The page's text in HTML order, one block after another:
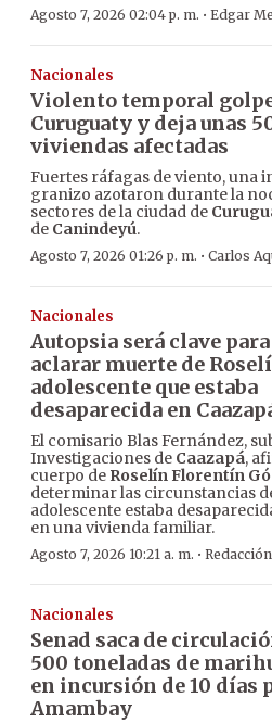
Agosto 7, 2026 02:04 p. m. · Edgar
Nacionales
Violento temporal
Curuguaty y deja unas
viviendas afectadas
Fuertes ráfagas de viento, una
granizo azotaron durante la
sectores de la ciudad de
de Canindeyú.
Agosto 7, 2026 01:26 p. m. · Carlos
Nacionales
Autopsia será clave para
aclarar muerte de
adolescente que estaba
desaparecida en
El comisario Blas Fernández,
Investigaciones de Caazapá,
cuerpo de Roselín Florentín
determinar las circunstancias
adolescente estaba
en una vivienda familiar.
Agosto 7, 2026 10:21 a. m. ·
Nacionales
Senad saca de
500 toneladas de
en incursión de 10 días
Amambay